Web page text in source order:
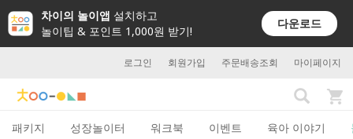
차이의 놀이앱 설치하고
놀이팁 & 포인트 1,000원 받기!
다운로드
로그인 회원가입 주문배송조회 마이페이지
패키지 성장놀이터 워크북 이벤트 육아 이야기